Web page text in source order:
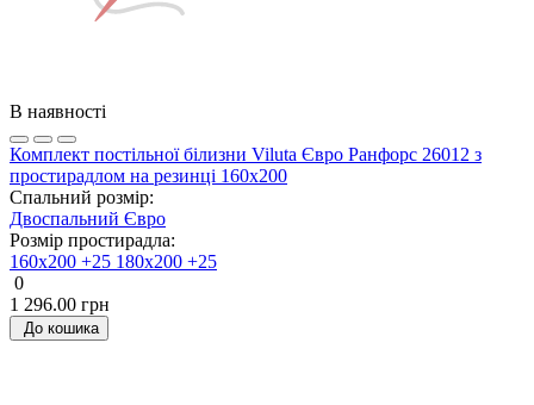
В наявності
Комплект постільної білизни Viluta Євро Ранфорс 26012 з
простирадлом на резинці 160х200
Спальний розмір:
Двоспальний Євро
Розмір простирадла:
160х200 +25 180х200 +25
0
1 296.00 грн
До кошика